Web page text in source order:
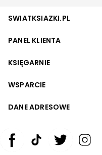
SWIATKSIAZKI.PL
PANEL KLIENTA
KSIĘGARNIE
WSPARCIE
DANE ADRESOWE
Zwiększ rozmiar czcionki